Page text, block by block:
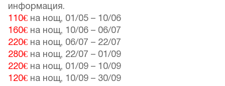
информация.
110€ на нощ, 01/05 – 10/06
160€ на нощ, 10/06 – 06/07
220€ на нощ, 06/07 – 22/07
280€ на нощ, 22/07 – 01/09
220€ на нощ, 01/09 – 10/09
120€ на нощ, 10/09 – 30/09